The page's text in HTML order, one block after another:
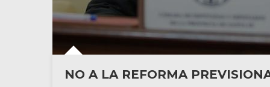
NO A LA REFORMA